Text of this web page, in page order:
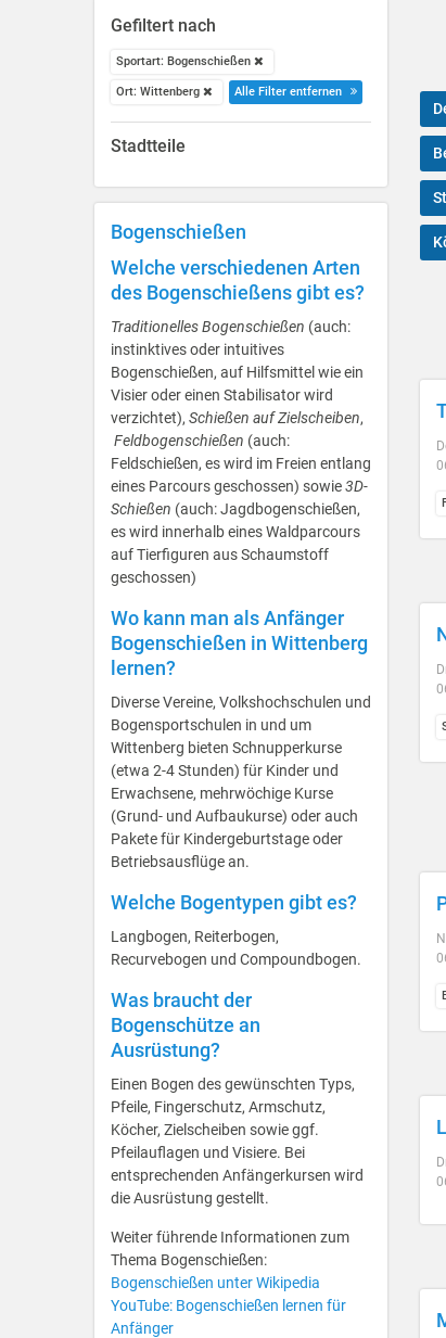
Gefiltert nach
Sportart: Bogenschießen
Ort: Wittenberg Alle Filter entfernen
Stadtteile
Bogenschießen
Welche verschiedenen Arten
des Bogenschießens gibt es?
Traditionelles Bogenschießen (auch:
instinktives oder intuitives
Bogenschießen, auf Hilfsmittel wie ein
Visier oder einen Stabilisator wird
verzichtet), Schießen auf Zielscheiben,
Feldbogenschießen (auch:
Feldschießen, es wird im Freien entlang
eines Parcours geschossen) sowie3D-
Schießen (auch: Jagdbogenschießen,
es wird innerhalb eines Waldparcours
auf Tierfiguren aus Schaumstoff
geschossen)
Wo kann man als Anfänger
Bogenschießen in Wittenberg
lernen?
Diverse Vereine, Volkshochschulen und
Bogensportschulen in und um
Wittenberg bieten Schnupperkurse
(etwa 2-4 Stunden) für Kinder und
Erwachsene, mehrwöchige Kurse
(Grund- und Aufbaukurse) oder auch
Pakete für Kindergeburtstage oder
Betriebsausflüge an.
Welche Bogentypen gibt es?
Langbogen, Reiterbogen,
Recurvebogen und Compoundbogen.
Was braucht der
Bogenschütze an
Ausrüstung?
Einen Bogen des gewünschten Typs,
Pfeile, Fingerschutz, Armschutz,
Köcher, Zielscheiben sowie ggf.
Pfeilauflagen und Visiere. Bei
entsprechenden Anfängerkursen wird
die Ausrüstung gestellt.
Weiter führende Informationen zum
Thema Bogenschießen:
Bogenschießen unter Wikipedia
YouTube: Bogenschießen lernen für
Anfänger